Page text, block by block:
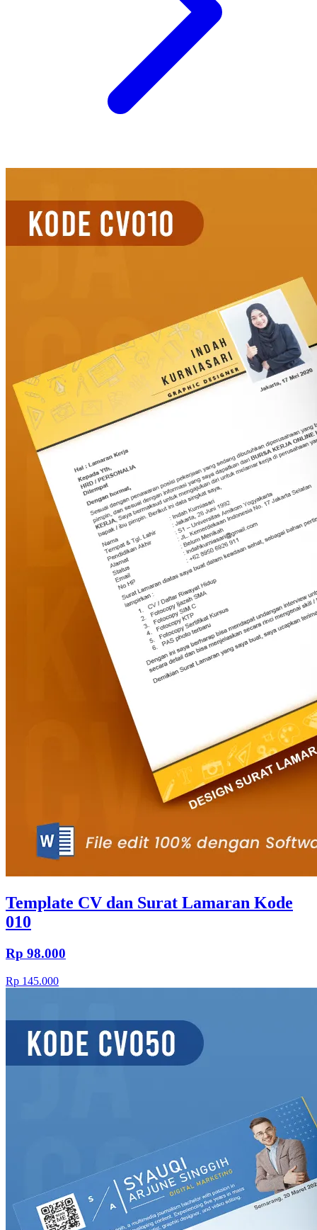
Template CV dan Surat Lamaran Kode
010
Rp 98.000
Rp 145.000